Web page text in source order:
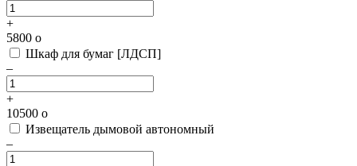
+
5800 o
Шкаф для бумаг [ЛДСП]
–
+
10500 o
Извещатель дымовой автономный
–